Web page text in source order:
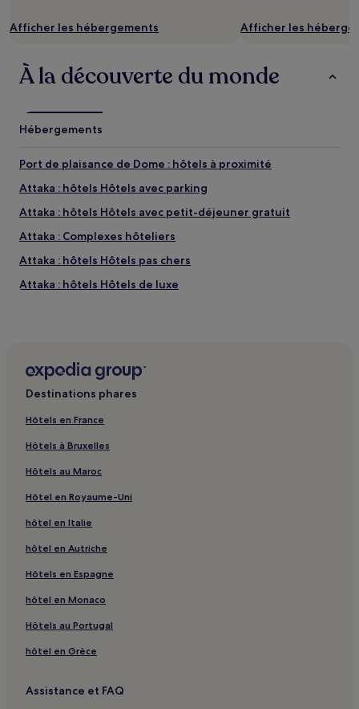
disponibilité
sont
changer.
supplémentaires
peuvent
Afficher les hébergements Afficher les
À la découverte du monde
Hébergements
Port de plaisance de Dome : hôtels à proximité
Attaka : hôtels Hôtels avec parking
Attaka : hôtels Hôtels avec petit-déjeuner gratuit
Attaka : Complexes hôteliers
Attaka : hôtels Hôtels pas chers
Attaka : hôtels Hôtels de luxe
Attaka : hôtels Hôtels de plage
Attaka : hôtels Hôtels familiaux
Attaka : hôtels Hôtels avec golf
Attaka : hôtels Hôtels avec spa
Attaka : hôtels
Aïn Sokhna : hôtels Hôtels avec parking
Aïn Sokhna : hôtels Hôtels avec centre de fitness
Aïn Sokhna : hôtels Hôtels avec petit-déjeuner gratuit
Aïn Sokhna : hôtels 2 étoiles
Aïn Sokhna : hôtels Hôtels d’affaires
Destinations phares
Hôtels en France
Hôtels à Bruxelles
Hôtels au Maroc
Hôtel en Royaume-Uni
hôtel en Italie
hôtel en Autriche
Hôtels en Espagne
hôtel en Monaco
Hôtels au Portugal
hôtel en Grèce
Assistance et FAQ